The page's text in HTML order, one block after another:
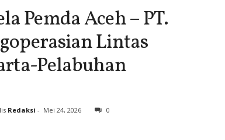
Pemda Aceh – PT.
Lintas
Pelabuhan
Redaksi - Mei 24, 2026 0